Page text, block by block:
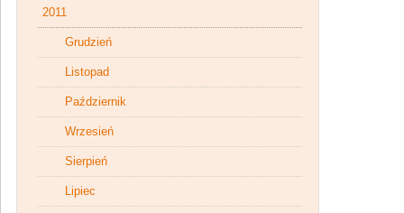
2011
Grudzień
Listopad
Październik
Wrzesień
Sierpień
Lipiec